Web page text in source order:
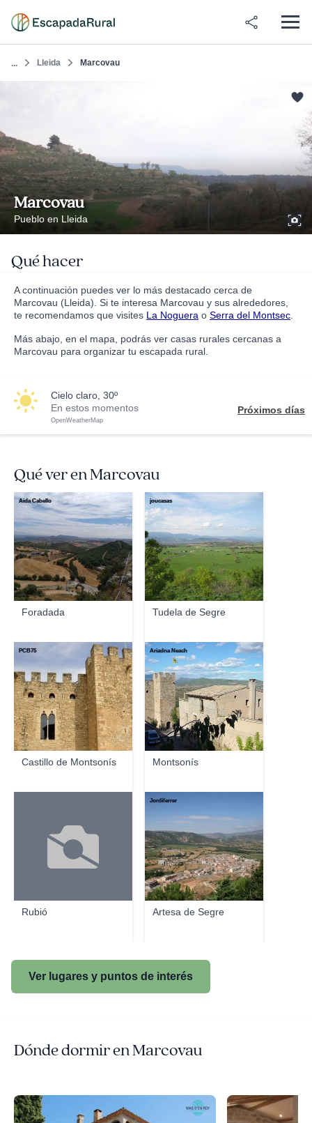
... Lleida Marcovau
Marcovau
Pueblo en Lleida
Qué hacer
A continuación puedes ver lo más destacado cerca de
Marcovau (Lleida). Si te interesa Marcovau y sus alrededores,
te recomendamos que visites La Noguera o Serra del Montsec
Más abajo, en el mapa, podrás ver casas rurales cercanas a
Marcovau para organizar tu escapada rural.
cielo claro, 30º
En estos momentos
OpenWeatherMap
Próximos días
Qué ver en Marcovau
Foradada
Aida Cabello
Tudela de Segre
joucasas
Castillo de Montsonís
PCB75
Montsonís
Ariadna Neach
Rubió Artesa de Segre
Jordiferrer
Ver lugares y puntos de interés
Dónde dormir en Marcovau